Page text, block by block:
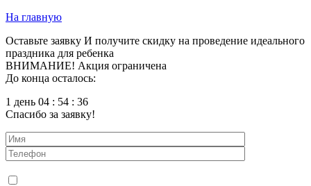
На главную
Оставьте заявку И получите скидку на проведение идеального
праздника для ребенка
ВНИМАНИЕ! Акция ограничена
До конца осталось:
1 день 04 : 54 : 35
Спасибо за заявку!